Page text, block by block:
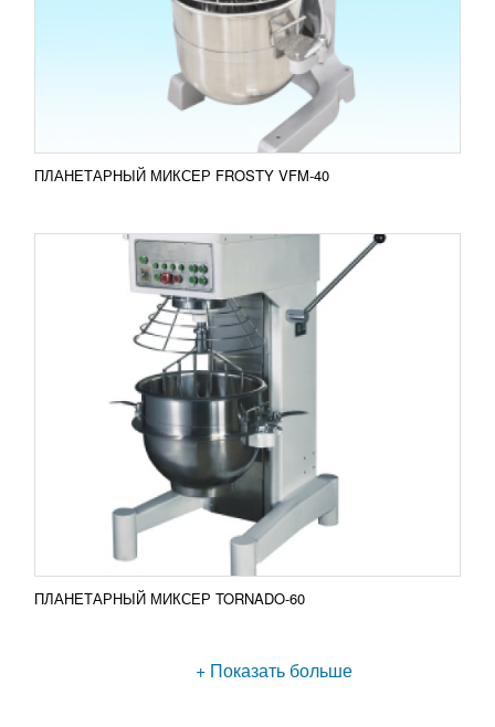
ПЛАНЕТАРНЫЙ МИКСЕР FROSTY VFM-40
Планетарный миксер TORNADO оснащен
несколькими уровнями регулировки скорости и
насадками различного типа. В зависимости от
вида продукта...
ПОДРОБНЕЕ
Добавить в сравнение
ПЛАНЕТАРНЫЙ МИКСЕР TORNADO-60
+ Показать больше